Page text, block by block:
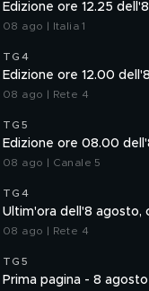
Edizione ore 12.25
08 ago | Italia 1
TG4
Edizione ore 12.00
08 ago | Rete 4
TG5
Edizione ore 08.00
08 ago | Canale 5
TG4
Ultim'ora dell'8 agosto,
08 ago | Rete 4
TG5
Prima pagina - 8 agosto